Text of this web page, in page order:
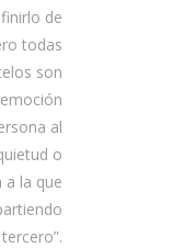
de
todas
son
al
o
a la que